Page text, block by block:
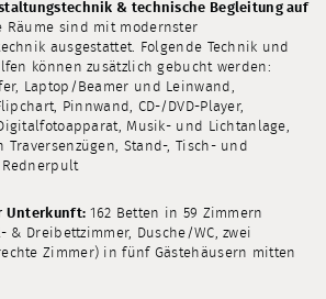
& technische Begleitung auf
Räume sind mit modernster
ausgestattet. Folgende Technik und
können zusätzlich gebucht werden:
Laptop/Beamer und Leinwand,
Pinnwand, CD-/DVD-Player,
Musik- und Lichtanlage,
Traversenzügen, Stand-, Tisch- und
Rednerpult
Unterkunft: 162 Betten in 59 Zimmern
& Dreibettzimmer, Dusche/WC, zwei
Zimmer) in fünf Gästehäusern mitten